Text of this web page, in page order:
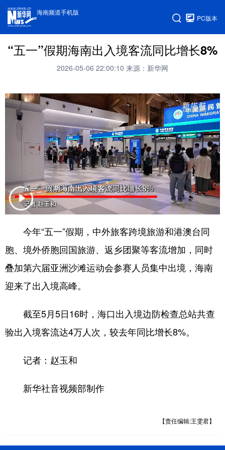
海南频道手机版
PC版本
“五一”假期海南出入境客流同比增长8%
2026-05-06 22:00:10 来源：新华网
今年“五一”假期，中外旅客跨境旅游和港澳台同
胞、境外侨胞回国旅游、返乡团聚等客流增加，同时
叠加第六届亚洲沙滩运动会参赛人员集中出境，海南
迎来了出入境高峰。
截至5月5日16时，海口出入境边防检查总站共查
验出入境客流达4万人次，较去年同比增长8%。
记者：赵玉和
新华社音视频部制作
【责任编辑:王雯君】